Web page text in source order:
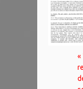
«